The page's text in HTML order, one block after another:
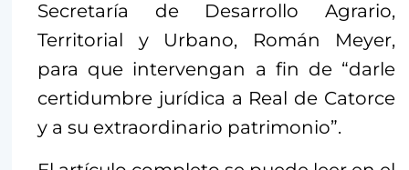
Secretaría de Desarrollo Agrario,
Territorial y Urbano, Román Meyer,
para que intervengan a fin de “darle
certidumbre jurídica a Real de Catorce
y a su extraordinario patrimonio”.